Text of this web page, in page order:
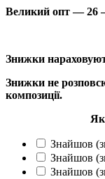
Великий опт — 26 –
Знижки
Знижки не
композиції.
Знайшов
Знайшов
Знайшов